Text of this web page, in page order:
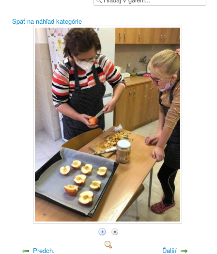
Späť na náhľad kategórie
Predch. Ďalší